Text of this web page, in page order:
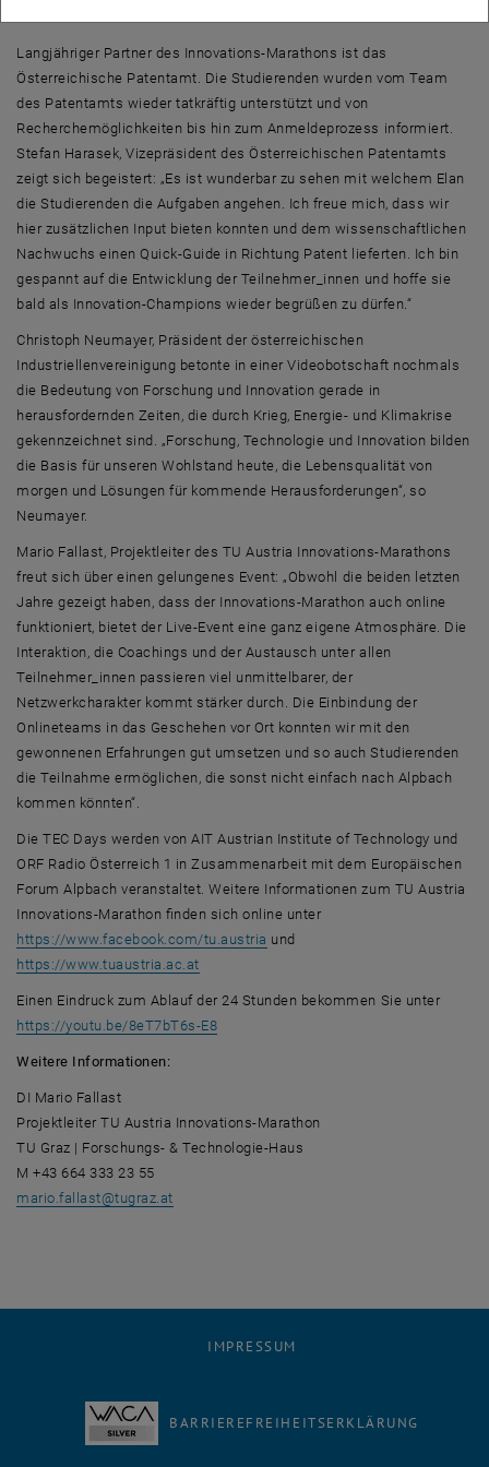
Langjähriger Partner des Innovations-Marathons ist das
Österreichische Patentamt. Die Studierenden wurden vom Team
des Patentamts wieder tatkräftig unterstützt und von
Recherchemöglichkeiten bis hin zum Anmeldeprozess informiert.
Stefan Harasek, Vizepräsident des Österreichischen Patentamts
zeigt sich begeistert: „Es ist wunderbar zu sehen mit welchem Elan
die Studierenden die Aufgaben angehen. Ich freue mich, dass wir
hier zusätzlichen Input bieten konnten und dem wissenschaftlichen
Nachwuchs einenQuick-Guide in Richtung Patent lieferten. Ich bin
gespannt auf die Entwicklung der Teilnehmer_innen und hoffe sie
bald als Innovation-Champions wieder begrüßen zu dürfen.“
Christoph Neumayer, Präsident der österreichischen
Industriellenvereinigung betonte in einerVideobotschaft nochmals
die Bedeutung von Forschung und Innovation gerade in
herausfordernden Zeiten, die durch Krieg, Energie- und Klimakrise
gekennzeichnet sind. „Forschung, Technologie und Innovation bilden
die Basis für unseren Wohlstand heute, die Lebensqualität von
morgen und Lösungen für kommende Herausforderungen“, so
Neumayer.
Mario Fallast, Projektleiter des TU Austria Innovations-Marathons
freut sich über einen gelungenes Event: „Obwohl die beiden letzten
Jahre gezeigt haben, dass der Innovations-Marathon auch online
funktioniert, bietet der Live-Event eine ganz eigene Atmosphäre. Die
Interaktion, die Coachings und der Austausch unter allen
Teilnehmer_innen passieren viel unmittelbarer, der
Netzwerkcharakter kommt stärker durch. Die Einbindung der
Onlineteams in das Geschehen vor Ort konnten wir mit den
gewonnenen Erfahrungen gut umsetzen und so auch Studierenden
die Teilnahme ermöglichen, die sonst nicht einfach nach Alpbach
kommen könnten“.
DieTEC Days werden von AIT Austrian Institute of Technology und
ORF Radio Österreich 1 in Zusammenarbeit mit dem Europäischen
Forum Alpbach veranstaltet. Weitere Informationen zum TU Austria
Innovations-Marathon finden sich online unter
https://www.facebook.com/tu.austria , öffnet eine externe URL in
und
https://www.tuaustria.ac.at, öffnet eine externe URL in einem neuen
Einen Eindruck zum Ablauf der 24 Stunden bekommen Sie unter
https://youtu.be/8eT7bT6s-E8, öffnet eine externe URL in einem
Weitere Informationen:
DI Mario Fallast
Projektleiter TU Austria Innovations-Marathon
TU Graz | Forschungs- & Technologie-Haus
M +43 664 333 23 55
mario.fallast@tugraz.at
IMPRESSUM
BARRIEREFREIHEITSERKLÄRUNG